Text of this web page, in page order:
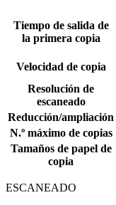
Tiempo de salida de
la primera copia
Velocidad de copia
Resolución de
escaneado
Reducción/ampliación
N.º máximo de copias
Tamaños de papel de
copia
ESCANEADO